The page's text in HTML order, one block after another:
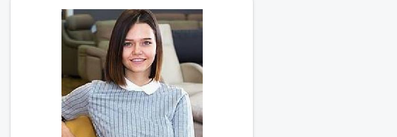
et motivée pour une vie à deux.